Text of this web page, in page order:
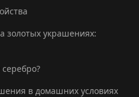
золотых украшениях:
в домашних условиях